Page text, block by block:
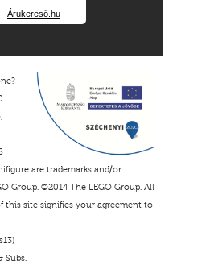
Árukereső.hu
are trademarks and/or
Group. ©2014 The LEGO Group. All
this site signifies your agreement to
Subs.